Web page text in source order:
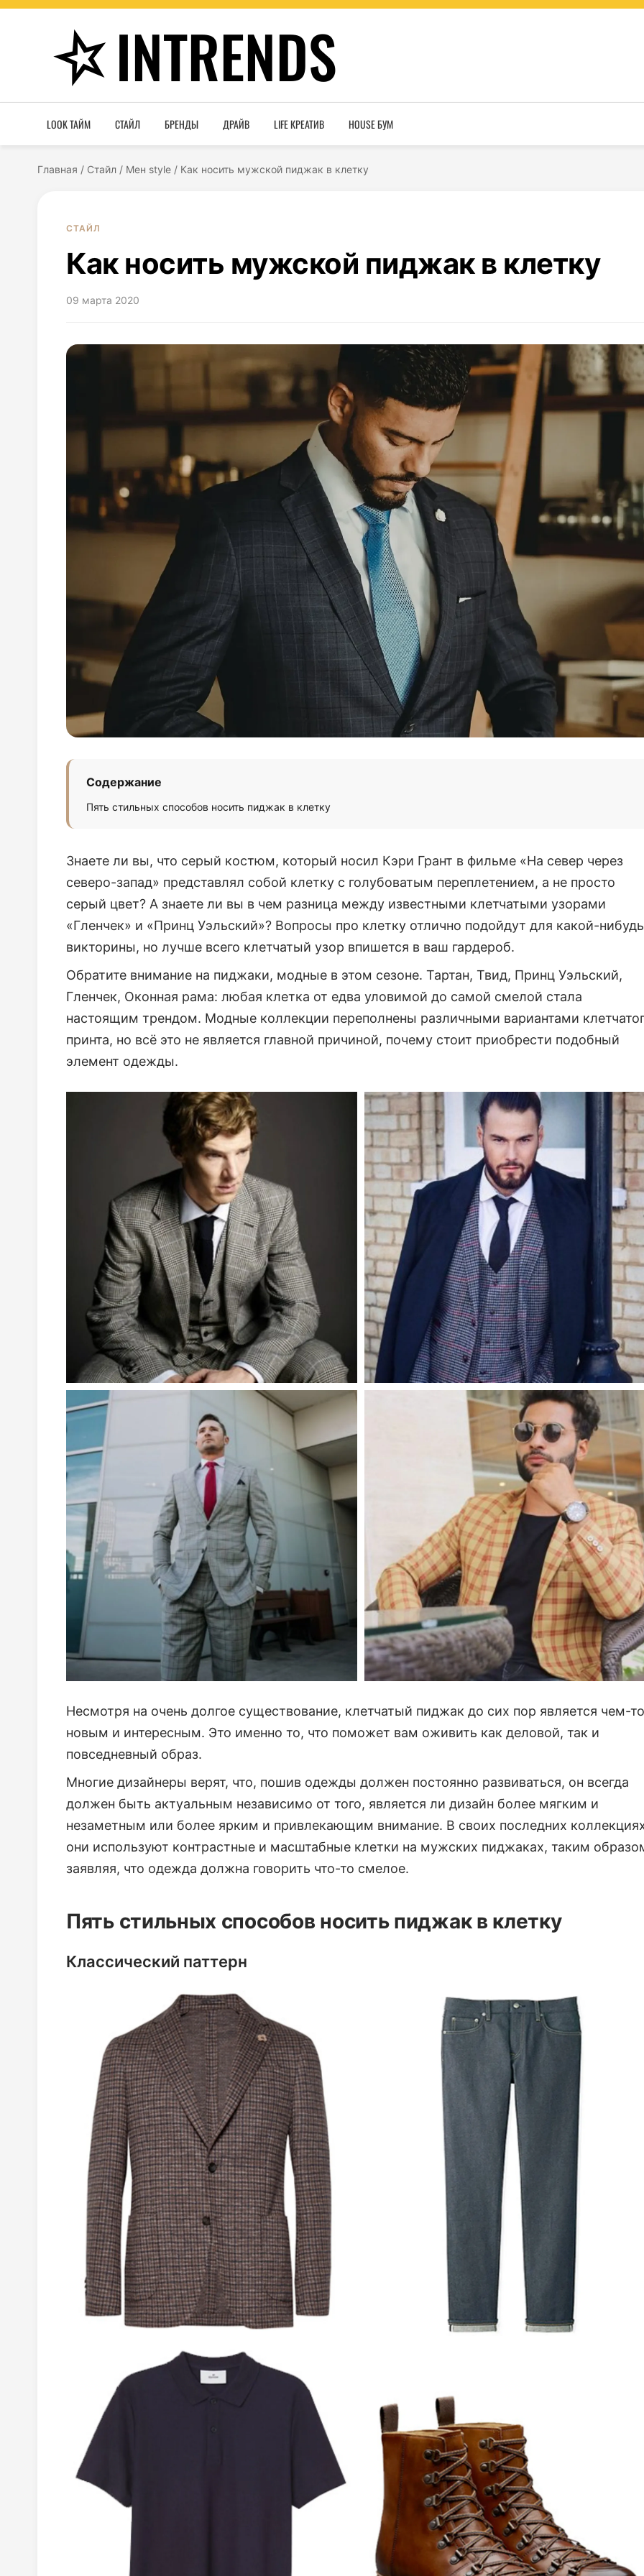
INTRENDS
LOOK ТАЙМ СТАЙЛ БРЕНДЫ ДРАЙВ LIFE КРЕАТИВ HOUSE БУМ
Главная / Стайл / Мен style / Как носить мужской пиджак в клетку
СТАЙЛ
Как носить мужской пиджак в клетку
09 марта 2020
Содержание
Пять стильных способов носить пиджак в клетку
Знаете ли вы, что серый костюм, который носил Кэри Грант в фильме «На север через
северо-запад» представлял собой клетку с голубоватым переплетением, а не просто
серый цвет? А знаете ли вы в чем разница между известными клетчатыми узорами
«Гленчек» и «Принц Уэльский»? Вопросы про клетку отлично подойдут для какой-нибудь
викторины, но лучше всего клетчатый узор впишется в ваш гардероб.
Обратите внимание на пиджаки, модные в этом сезоне. Тартан, Твид, Принц Уэльский,
Гленчек, Оконная рама: любая клетка от едва уловимой до самой смелой стала
настоящим трендом. Модные коллекции переполнены различными вариантами
принта, но всё это не является главной причиной, почему стоит приобрести подобный
элемент одежды.
Несмотря на очень долгое существование, клетчатый пиджак до сих пор является чем-то
новым и интересным. Это именно то, что поможет вам оживить как деловой, так и
повседневный образ.
Многие дизайнеры верят, что, пошив одежды должен постоянно развиваться, он всегда
должен быть актуальным независимо от того, является ли дизайн более мягким и
незаметным или более ярким и привлекающим внимание. В своих последних
они используют контрастные и масштабные клетки на мужских пиджаках, таким
заявляя, что одежда должна говорить что-то смелое.
Пять стильных способов носить пиджак в клетку
Классический паттерн